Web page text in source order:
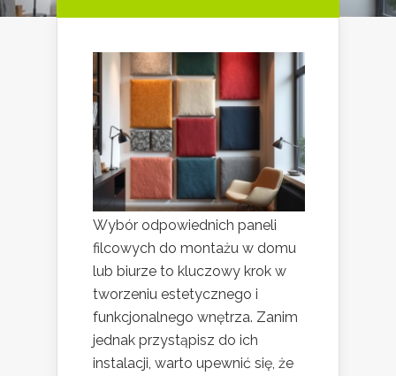
Wybór odpowiednich paneli
filcowych do montażu w domu
lub biurze to kluczowy krok w
tworzeniu estetycznego i
funkcjonalnego wnętrza. Zanim
jednak przystąpisz do ich
instalacji, warto upewnić się, że